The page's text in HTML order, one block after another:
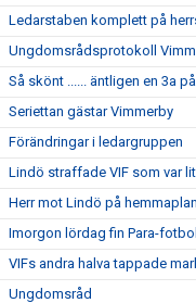
Ledarstaben komplett på
Ungdomsrådsprotokoll
Så skönt ...... äntligen en 3a
Seriettan gästar Vimmerby
Förändringar i ledargruppen
Lindö straffade VIF som var
Herr mot Lindö på
Imorgon lördag fin Para-
VIFs andra halva tappade
Ungdomsråd